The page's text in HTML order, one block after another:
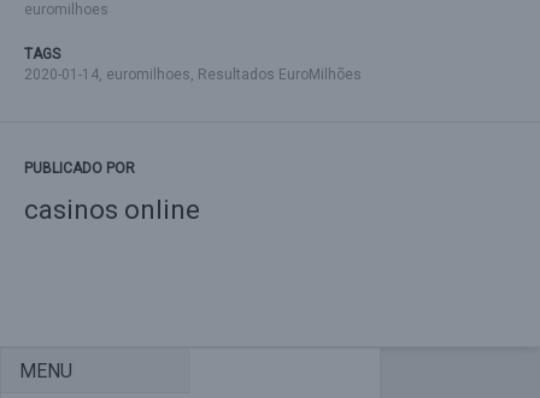
euromilhoes
TAGS
2020-01-14, euromilhoes, Resultados EuroMilhões
PUBLICADO POR
casinos online
MENU